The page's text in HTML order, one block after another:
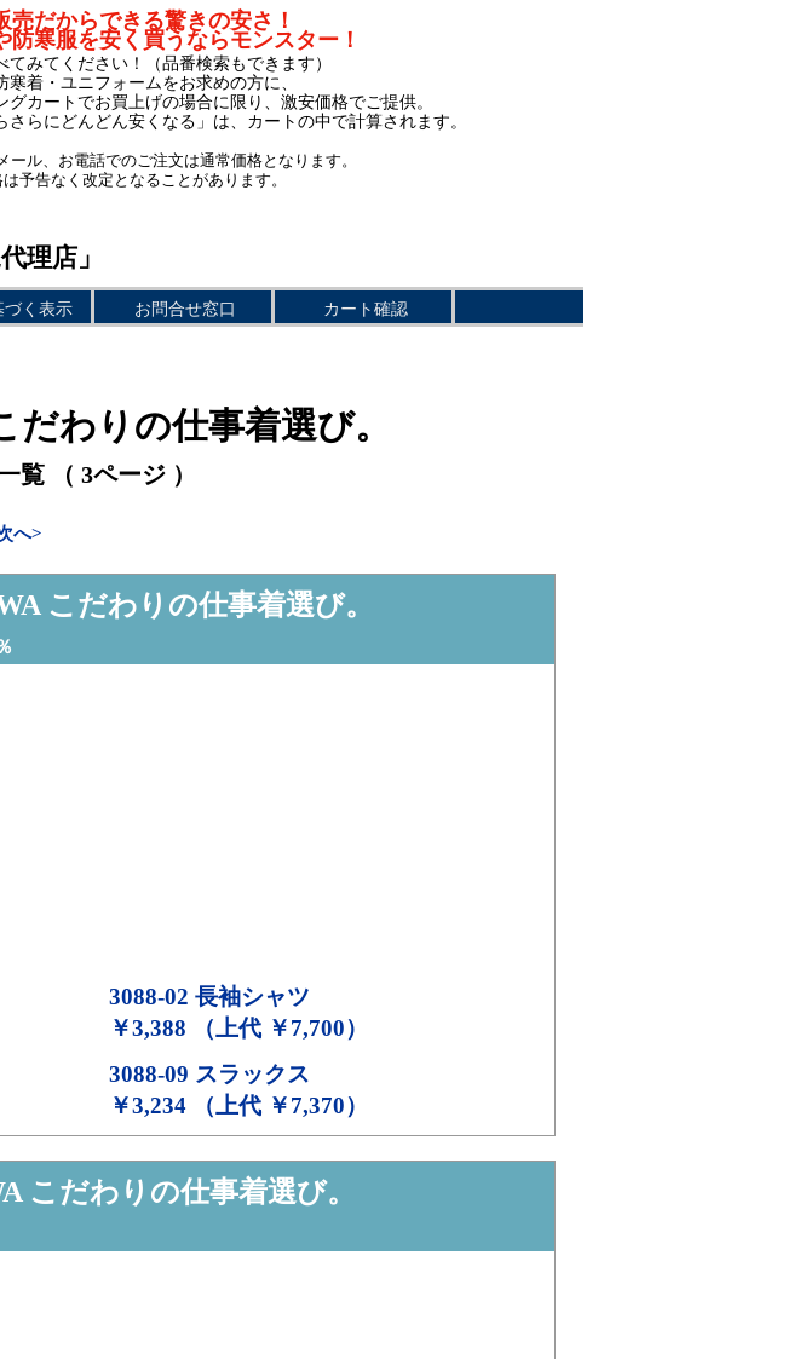
売だからできる驚きの安さ！
防寒服を安く買うならモンスター！
てみてください！（品番検索もできます）
寒着・ユニフォームをお求めの方に、
グカートでお買上げの場合に限り、激安価格でご提供。
さらにどんどん安くなる」は、カートの中で計算されます。
ール、お電話でのご注文は通常価格となります。
予告なく改定となることがあります。
理店」
づく表示 お問合せ窓口 カート確認
だわりの仕事着選び。
覧 （ 3ページ ）
へ>
こだわりの仕事着選び。
3088-02 長袖シャツ
￥3,388 （上代 ￥7,700）
3088-09 スラックス
￥3,234 （上代 ￥7,370）
こだわりの仕事着選び。